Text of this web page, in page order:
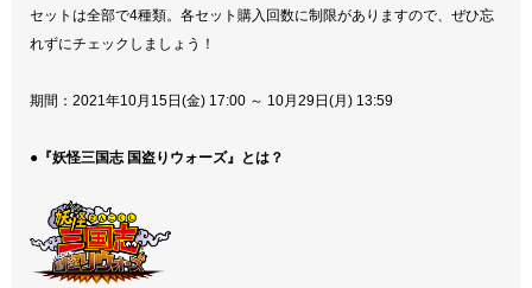
セットは全部で4種類。各セット購入回数に制限がありますので、ぜひ忘
れずにチェックしましょう！
期間：2021年10月15日(金) 17:00 ～ 10月29日(月) 13:59
●『妖怪三国志 国盗りウォーズ』とは？